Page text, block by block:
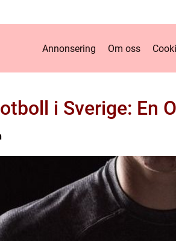
Annonsering Om oss
i Sverige: En